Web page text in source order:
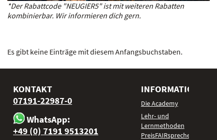
*Der Rabattcode "NEUGIER5" ist mit weiteren Rabatten
kombinierbar. Wir informieren dich gern.
Es gibt keine Einträge mit diesem Anfangsbuchstaben.
KONTAKT
07191-22987-0
WhatsApp:
+49 (0) 7191 9513201
INFORMATIONEN
Die Academy
Lehr- und
Lernmethoden
PreisFAIRsprechen